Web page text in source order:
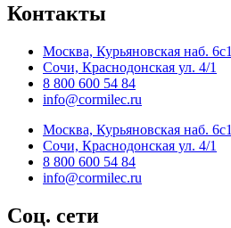
Контакты
Москва, Курьяновская наб. 6с1
Сочи, Краснодонская ул. 4/1
8 800 600 54 84
info@cormilec.ru
Москва, Курьяновская наб. 6с1
Сочи, Краснодонская ул. 4/1
8 800 600 54 84
info@cormilec.ru
Соц. сети